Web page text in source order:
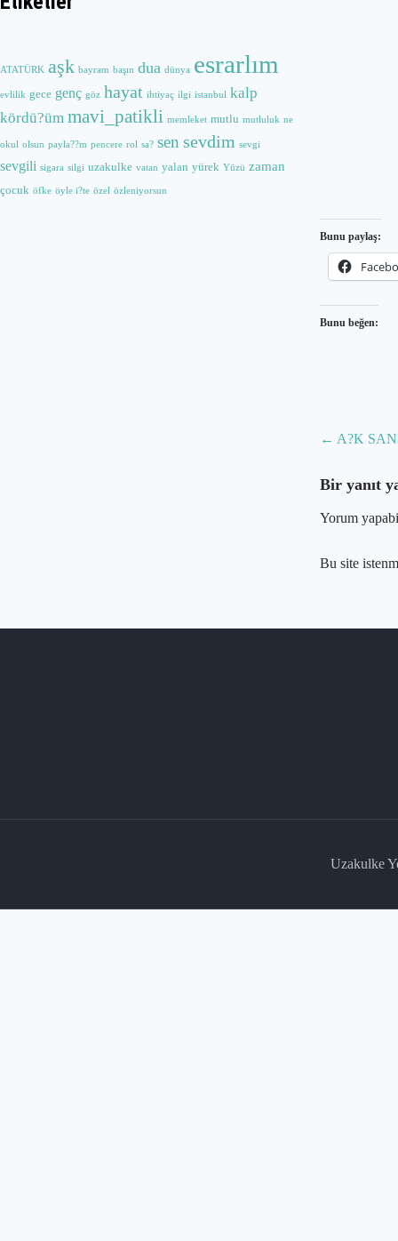
Bunu paylaş:
Bunu beğen:
Post
← A?K
Bir yanıt
Yorum
Bu site
ATATÜRK aşk bayram başın dua dünya esrarlım
evlilik gece genç göz hayat ihtiyaç ilgi istanbul kalp
kördü?üm mavi_patikli memleket mutlu mutluluk ne
okul olsun payla??m pencere rol sa? sen sevdim sevgi
sevgili sigara silgi uzakulke vatan yalan yürek Yüzü zaman
çocuk öfke öyle i?te özel özleniyorsun
Uzakulke